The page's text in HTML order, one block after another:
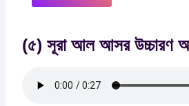
(৫) সূরা আল আসর উচ্চারণ